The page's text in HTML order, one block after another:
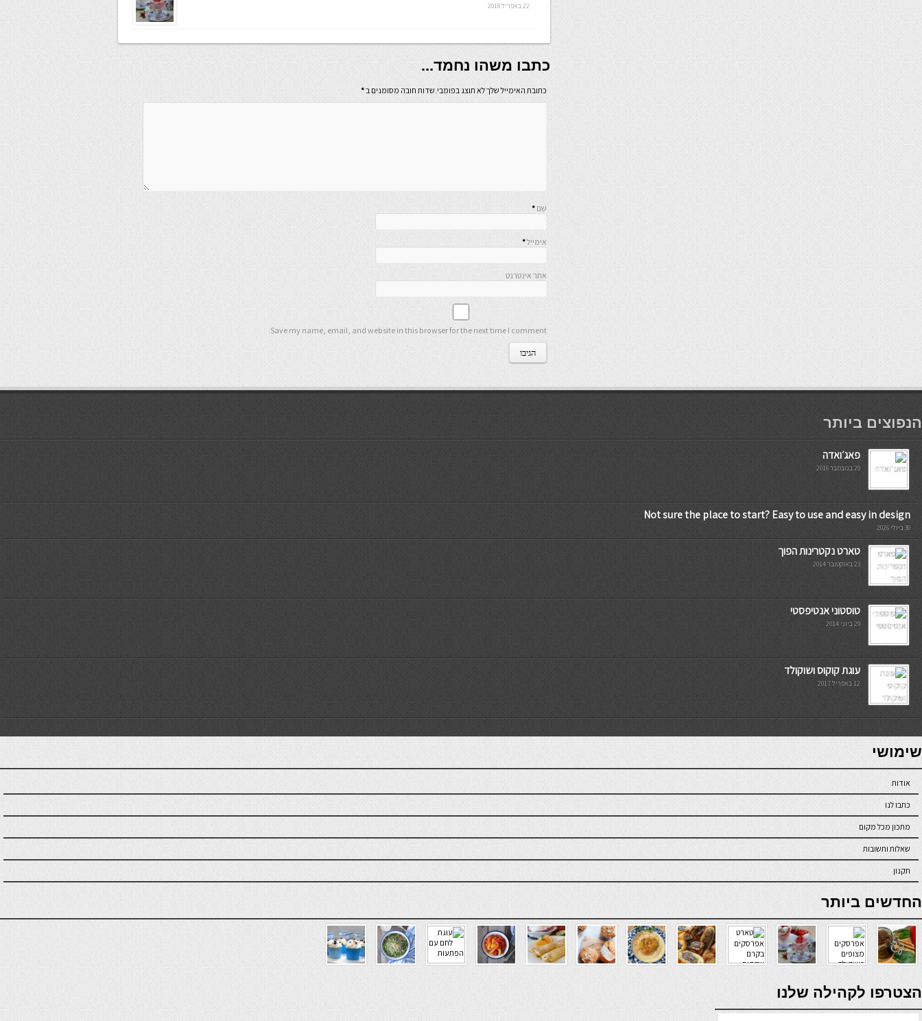
22 באפריל 2018
כתבו משהו נחמד...
כתובת האימייל שלך לא תוצג בפומבי.שדות חובה מסומנים ב*
שם *
אימייל*
אתר אינטרנט
Save my name, email, and website in this browser for the next time I comment.
мостбет кг
הנפוצים ביותר
פאג׳ואדה
20 בנובמבר 2016
Not sure the place to start? Easy to use and easy in design
30 ביולי 2026
טארט נקטרינות הפוך
23 באוקטובר 2014
טוסטוני אנטיפסטי
29 ביוני 2014
עוגת קוקוס ושוקולד
12 באפריל 2017
7slots
seriöse online casinos österreich
שימושי
אודות
כתבו לנו
מתכון מכל מקום
שאלות ותשובות
תקנון
online casino
החדשים ביותר
verde casino
הצטרפו לקהילה שלנו